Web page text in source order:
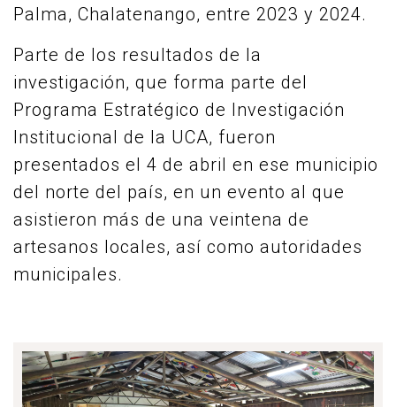
Palma, Chalatenango, entre 2023 y 2024.
Parte de los resultados de la
investigación, que forma parte del
Programa Estratégico de Investigación
Institucional de la UCA, fueron
presentados el 4 de abril en ese municipio
del norte del país, en un evento al que
asistieron más de una veintena de
artesanos locales, así como autoridades
municipales.